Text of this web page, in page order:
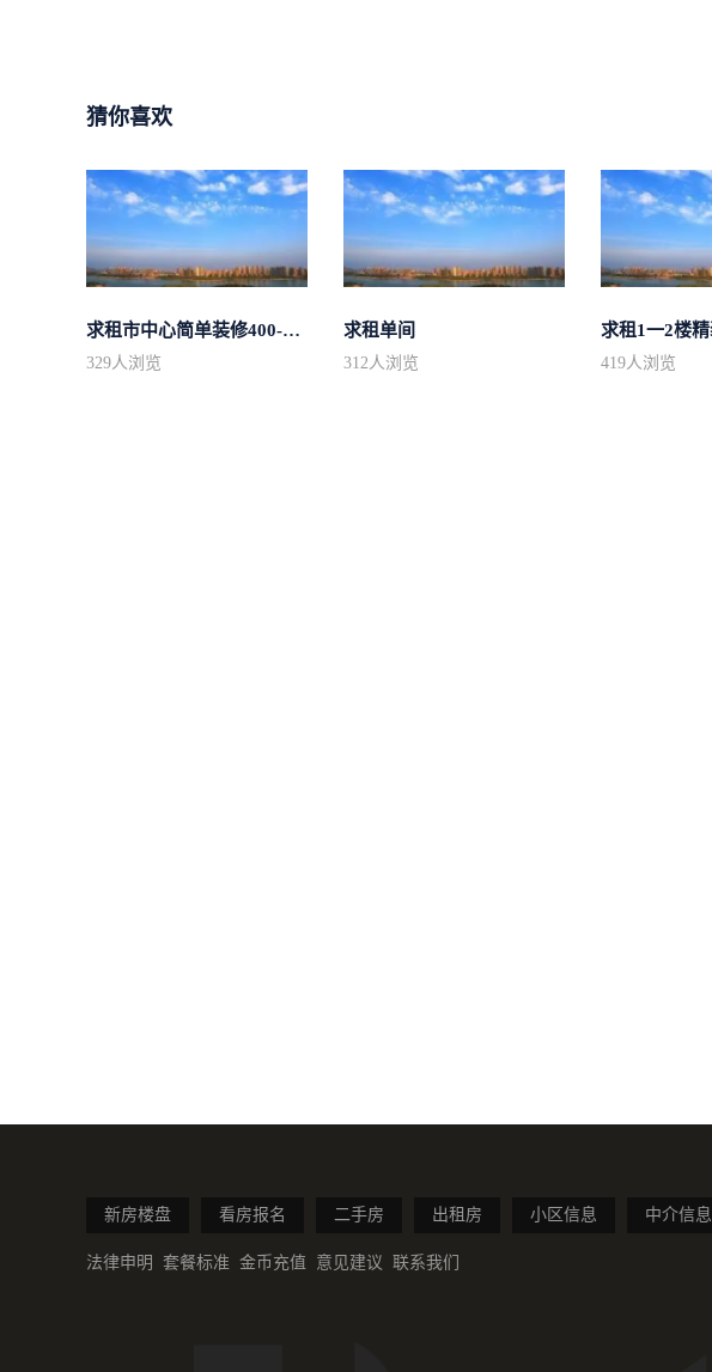
猜你喜欢
求租市中心简单装修400-500
329人浏览
求租单间
312人浏览 419人浏览
新房楼盘 看房报名 二手房 出租房 小区信息 中介信息
法律申明 套餐标准 金币充值 意见建议 联系我们